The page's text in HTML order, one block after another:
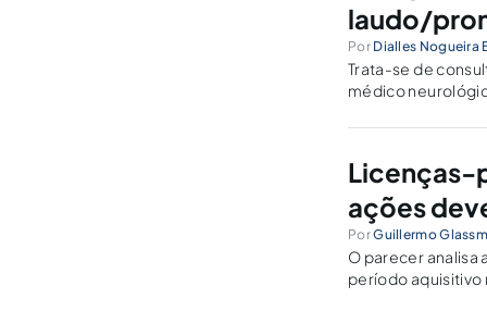
laudo/
Por Dialles Nogueira
Trata-se de
médico
Licenças-
ações
PorGuillermo
O parecer analisa
período aquisitivo